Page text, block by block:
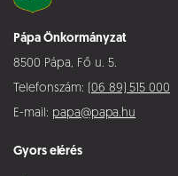
Pápa Önkormányzat
8500 Pápa, Fő u. 5.
Telefonszám: (06 89) 515 000
E-mail: papa@papa.hu
Gyors elérés